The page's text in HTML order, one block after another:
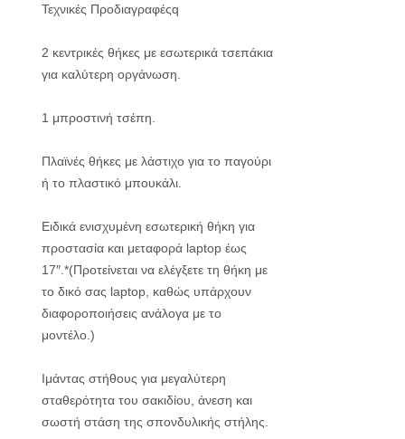
Τεχνικές Προδιαγραφέςq
2 κεντρικές θήκες με εσωτερικά τσεπάκια
για καλύτερη οργάνωση.
1 μπροστινή τσέπη.
Πλαϊνές θήκες με λάστιχο για το παγούρι
ή το πλαστικό μπουκάλι.
Ειδικά ενισχυμένη εσωτερική θήκη για
προστασία και μεταφορά laptop έως
17″.*(Προτείνεται να ελέγξετε τη θήκη με
το δικό σας laptop, καθώς υπάρχουν
διαφοροποιήσεις ανάλογα με το
μοντέλο.)
Ιμάντας στήθους για μεγαλύτερη
σταθερότητα του σακιδίου, άνεση και
σωστή στάση της σπονδυλικής στήλης.